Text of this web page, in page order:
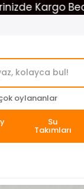
Kargo Bedava !
oylananlar
Su
Takımları